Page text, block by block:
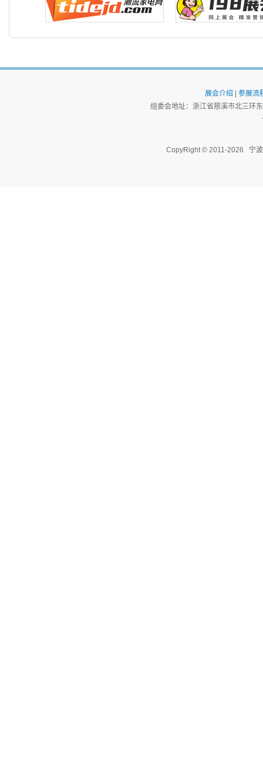
展会介绍
参展流
组委会地址：浙江省慈溪市北三环
CopyRight © 2011-2026 宁